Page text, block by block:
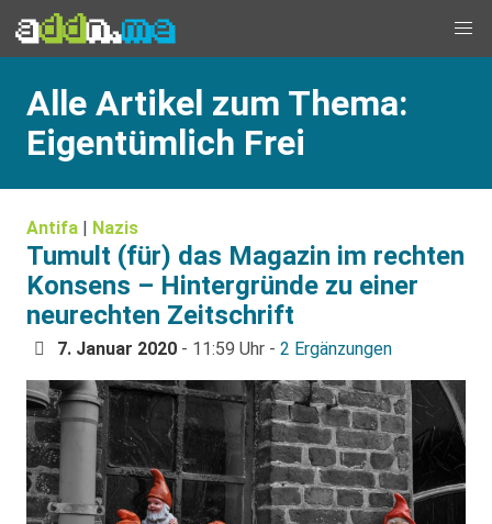
Alle Artikel zum Thema:
Eigentümlich Frei
Antifa | Nazis
Tumult (für) das Magazin im rechten
Konsens – Hintergründe zu einer
neurechten Zeitschrift
7. Januar 2020 - 11:59 Uhr - 2 Ergänzungen